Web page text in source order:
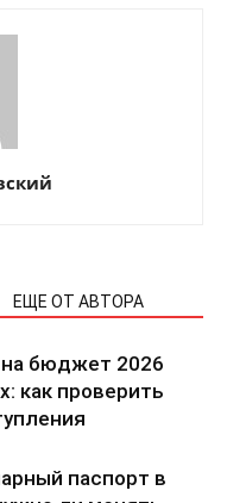
ЕЩЕ ОТ АВТОРА
бюджет 2026
как проверить
паспорт в